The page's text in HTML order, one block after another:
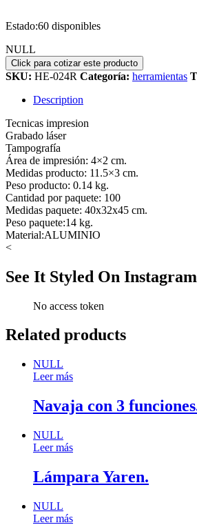
Estado:60 disponibles
NULL
SKU: HE-024R Categoría: herramientas
Description
Tecnicas impresion
Grabado láser
Tampografía
Área de impresión: 4×2 cm.
Medidas producto: 11.5×3 cm.
Peso producto: 0.14 kg.
Cantidad por paquete: 100
Medidas paquete: 40x32x45 cm.
Peso paquete:14 kg.
Material:ALUMINIO
<
See It Styled On Instagram
No access token
Related products
NULL
Leer más
Navaja con 3
NULL
Leer más
Lámpara Yaren.
NULL
Leer más